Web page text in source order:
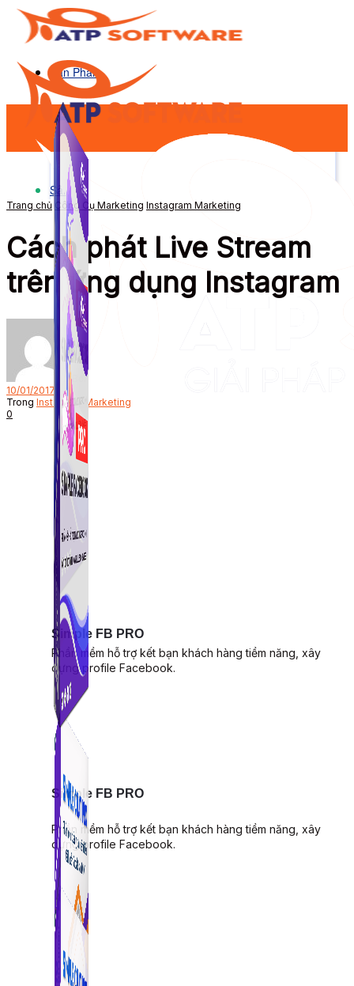
Sản Phẩm
Simple FB PRO
Phần mềm hỗ trợ kết bạn khách hàng tiềm năng, xây
dựng profile Facebook.
Sản Phẩm
Simple FB PRO
Phần mềm hỗ trợ kết bạn khách hàng tiềm năng, xây
dựng profile Facebook.
Trang chủ Công Cụ Marketing Instagram Marketing
Cách phát Live Stream
trên ứng dụng Instagram
Bởi
10/01/2017
Trong Instagram Marketing
0